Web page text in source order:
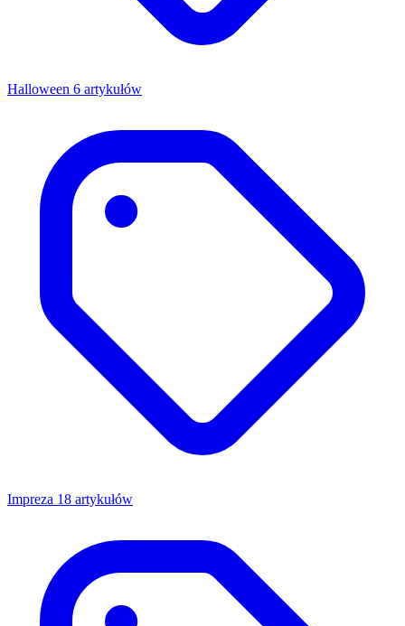
Halloween 6 artykułów
Impreza 18 artykułów